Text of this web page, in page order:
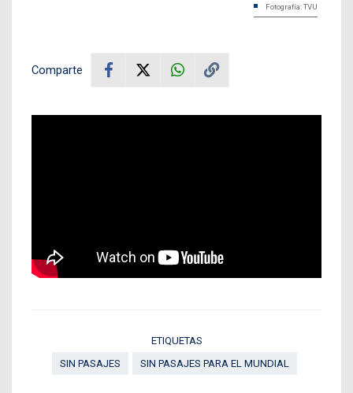
Fotografía: TVU
Comparte
ETIQUETAS
SIN PASAJES
SIN PASAJES PARA EL MUNDIAL